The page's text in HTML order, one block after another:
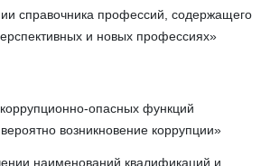
справочника профессий, содержащего
и новых профессиях»
опасных функций
возникновение коррупции»
наименований квалификаций и